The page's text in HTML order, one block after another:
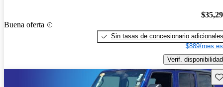
Buena oferta
Sin tasas de concesionario adicionales
$889/mes
Verif. disponibilidad